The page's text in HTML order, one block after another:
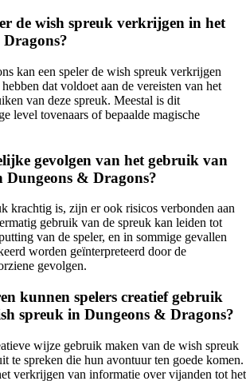
de wish spreuk verkrijgen in het
kan een speler de wish spreuk verkrijgen
dat voldoet aan de vereisten van het
van deze spreuk. Meestal is dit
level tovenaars of bepaalde magische
gevolgen van het gebruik van
Dungeons & Dragons?
krachtig is, zijn er ook risicos verbonden aan
gebruik van de spreuk kan leiden tot
van de speler, en in sommige gevallen
worden geïnterpreteerd door de
gevolgen.
kunnen spelers creatief gebruik
spreuk in Dungeons & Dragons?
wijze gebruik maken van de wish spreuk
te spreken die hun avontuur ten goede komen.
verkrijgen van informatie over vijanden tot het